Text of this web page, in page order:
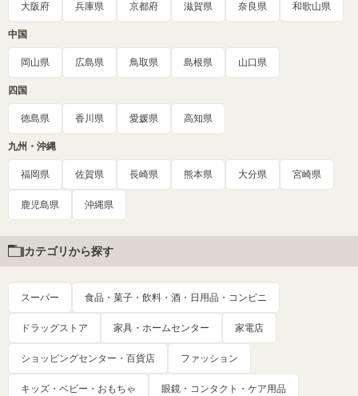
大阪府 兵庫県 京都府 滋賀県 奈良県 和歌山県
中国
岡山県 広島県 鳥取県 島根県 山口県
四国
徳島県 香川県 愛媛県 高知県
九州・沖縄
福岡県 佐賀県 長崎県 熊本県 大分県 宮崎県
鹿児島県 沖縄県
カテゴリから探す
スーパー 食品・菓子・飲料・酒・日用品・コンビニ
ドラッグストア 家具・ホームセンター 家電店
ショッピングセンター・百貨店 ファッション
キッズ・ベビー・おもちゃ 眼鏡・コンタクト・ケア用品